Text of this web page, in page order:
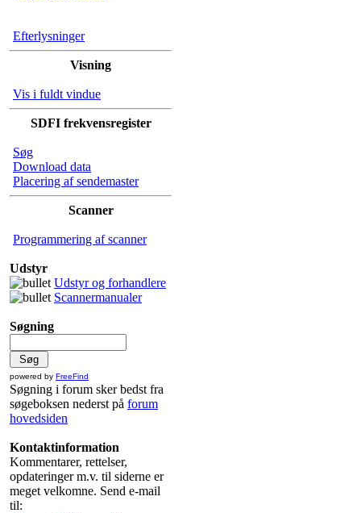
Efterlysninger
Visning
Vis i fuldt vindue
SDFI frekvensregister
Søg
Download data
Placering af sendemaster
Scanner
Programmering af scanner
Udstyr
Udstyr og forhandlere
Scannermanualer
Søgning
powered by FreeFind
Søgning i forum sker bedst fra
søgeboksen nederst på forum
hovedsiden
Kontaktinformation
Kommentarer, rettelser,
opdateringer m.v. til siderne er
meget velkomne. Send e-mail
til: